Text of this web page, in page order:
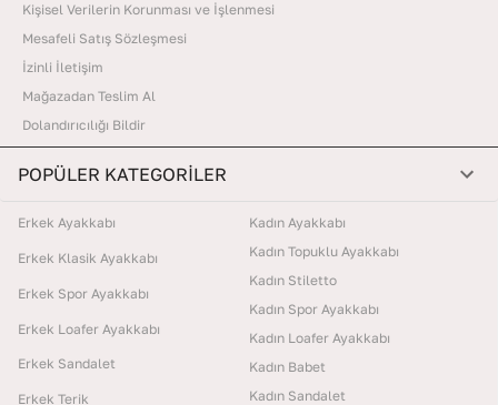
Kişisel Verilerin Korunması ve İşlenmesi
Mesafeli Satış Sözleşmesi
İzinli İletişim
Mağazadan Teslim Al
Dolandırıcılığı Bildir
POPÜLER KATEGORİLER
Erkek Ayakkabı
Erkek Klasik Ayakkabı
Erkek Spor Ayakkabı
Erkek Loafer Ayakkabı
Erkek Sandalet
Erkek Terik
Kadın Ayakkabı
Kadın Topuklu Ayakkabı
Kadın Stiletto
Kadın Spor Ayakkabı
Kadın Loafer Ayakkabı
Kadın Babet
Kadın Sandalet